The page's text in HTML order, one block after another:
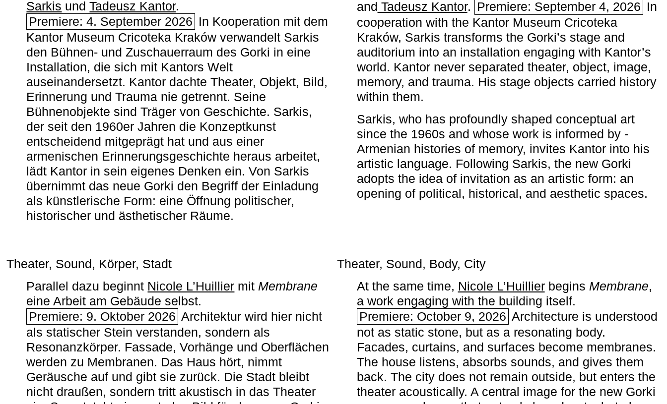
Sarkis undTadeusz Kantor.
Premiere: 4. September 2026 In Kooperation mit dem
Kantor Museum Cricoteka Kraków verwandelt Sarkis
den Bühnen- und Zuschauerraum des Gorki in eine
Installation, die sich mit Kantors Welt
auseinandersetzt. Kantor dachte Theater, Objekt, Bild,
Erinnerung und Trauma nie getrennt. Seine
Bühnenobjekte sind Träger von Geschichte. Sarkis,
der seit den 1960er Jahren die Konzeptkunst
entscheidend mitgeprägt hat und aus einer
armenischen ­Erinnerungsgeschichte heraus arbeitet,
lädt Kantor in sein eigenes Denken ein. Von Sarkis
übernimmt das neue Gorki den Begriff der Einladung
als künstlerische Form: eine Öffnung politischer,
historischer und ästhetischer Räume.
and Tadeusz Kantor. Premiere: September 4, 2026 In
cooperation with the ­Kantor Museum Cricoteka
Kraków, Sarkis transforms the Gorki’s stage and
auditorium into an installation engaging with Kantor’s
world. Kantor never separated theater, object, image,
memory, and trauma. His stage objects carried history
within them.
Sarkis, who has profoundly shaped conceptual art
since the 1960s and whose work is informed by ­
Armenian histories of memory, invites Kantor into his
artistic language. Following Sarkis, the new Gorki
adopts the idea of invitation as an artistic form: an
opening of political, historical, and aesthetic spaces.
Theater, Sound, Körper, Stadt
Parallel dazu beginnt Nicole L’Huillier mit ­ Membrane
eine Arbeit am Gebäude selbst.
Premiere: 9. Oktober 2026 Architektur wird hier nicht
als statischer Stein verstanden, sondern als
Resonanzkörper. Fassade, Vorhänge und Oberflächen
werden zu Membranen. Das Haus hört, nimmt
Geräusche auf und gibt sie zurück. Die Stadt bleibt
nicht draußen, sondern tritt akustisch in das Theater
Theater, Sound, Body, City
At the same time, Nicole L’Huillierbegins ­ Membrane,
a work engaging with the building itself.
Premiere: October 9, 2026 Architecture is understood
not as static stone, but as a resonating body.
Facades, curtains, and surfaces become membranes.
The house listens, absorbs sounds, and gives them
back. The city does not remain outside, but enters the
theater acoustically. A central image for the new Gorki